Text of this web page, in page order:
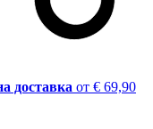
доставка от € 69,90